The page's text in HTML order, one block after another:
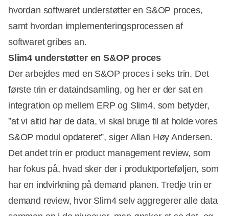
hvordan softwaret understøtter en S&OP proces,
samt hvordan implementeringsprocessen af
softwaret gribes an.
Slim4 understøtter en S&OP proces
Der arbejdes med en S&OP proces i seks trin. Det
første trin er dataindsamling, og her er der sat en
integration op mellem ERP og Slim4, som betyder,
”at vi altid har de data, vi skal bruge til at holde vores
S&OP modul opdateret”, siger Allan Høy Andersen.
Det andet trin er product management review, som
har fokus på, hvad sker der i produktporteføljen, som
har en indvirkning på demand planen. Tredje trin er
demand review, hvor Slim4 selv aggregerer alle data